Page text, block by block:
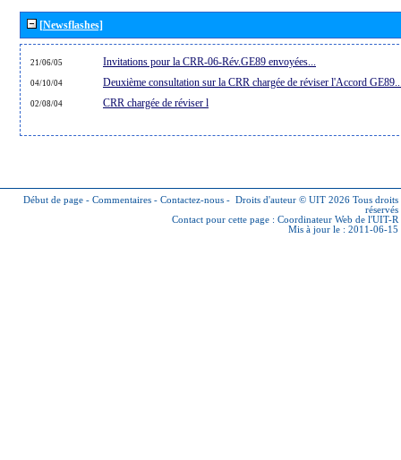
[Newsflashes]
21/06/05 Invitations pour la CRR-06-Rév.GE89 envoyées...
04/10/04 Deuxième consultation sur la CRR chargée de réviser l'Accord
02/08/04 CRR chargée de réviser l
Début de page - Commentaires - Contactez-nous - Droits d'auteur © UIT 2026 Tous droits
réservés
Contact pour cette page : Coordinateur Web de l'UIT-R
Mis à jour le : 2011-06-15